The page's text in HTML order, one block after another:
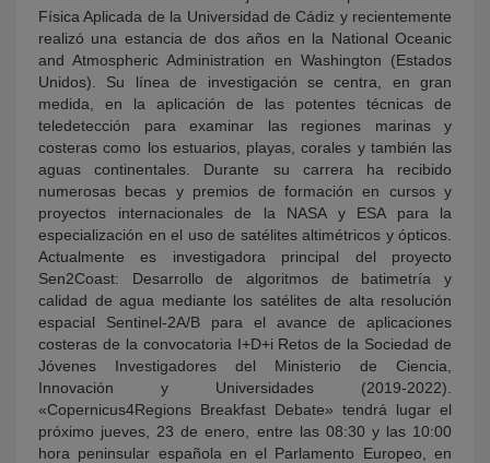
Física Aplicada de la Universidad de Cádiz y recientemente
realizó una estancia de dos años en la National Oceanic
and Atmospheric Administration en Washington (Estados
Unidos). Su línea de investigación se centra, en gran
medida, en la aplicación de las potentes técnicas de
teledetección para examinar las regiones marinas y
costeras como los estuarios, playas, corales y también las
aguas continentales. Durante su carrera ha recibido
numerosas becas y premios de formación en cursos y
proyectos internacionales de la NASA y ESA para la
especialización en el uso de satélites altimétricos y ópticos.
Actualmente es investigadora principal del proyecto
Sen2Coast: Desarrollo de algoritmos de batimetría y
calidad de agua mediante los satélites de alta resolución
espacial Sentinel-2A/B para el avance de aplicaciones
costeras de la convocatoria I+D+i Retos de la Sociedad de
Jóvenes Investigadores del Ministerio de Ciencia,
Innovación y Universidades (2019-2022).
«Copernicus4Regions Breakfast Debate» tendrá lugar el
próximo jueves, 23 de enero, entre las 08:30 y las 10:00
hora peninsular española en el Parlamento Europeo, en